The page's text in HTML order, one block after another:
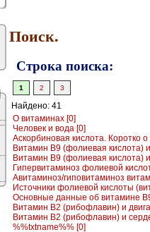
Поиск.
Строка поиска:
1 2 3
Найдено: 41
О витаминах [0]
Человек и вода [0]
Аскорбиновая кислота. Коротко о
Витамин B9 (фолиевая кислота)
Витамин B9 (фолиевая кислота)
Гипервитаминоз фолиевой
Авитаминоз/гиповитаминоз
Источники фолиевой кислоты
Основные данные об витамине
Витамин B2 (рибофлавин) и
Витамин B2 (рибофлавин) и
%%txtname%% [0]